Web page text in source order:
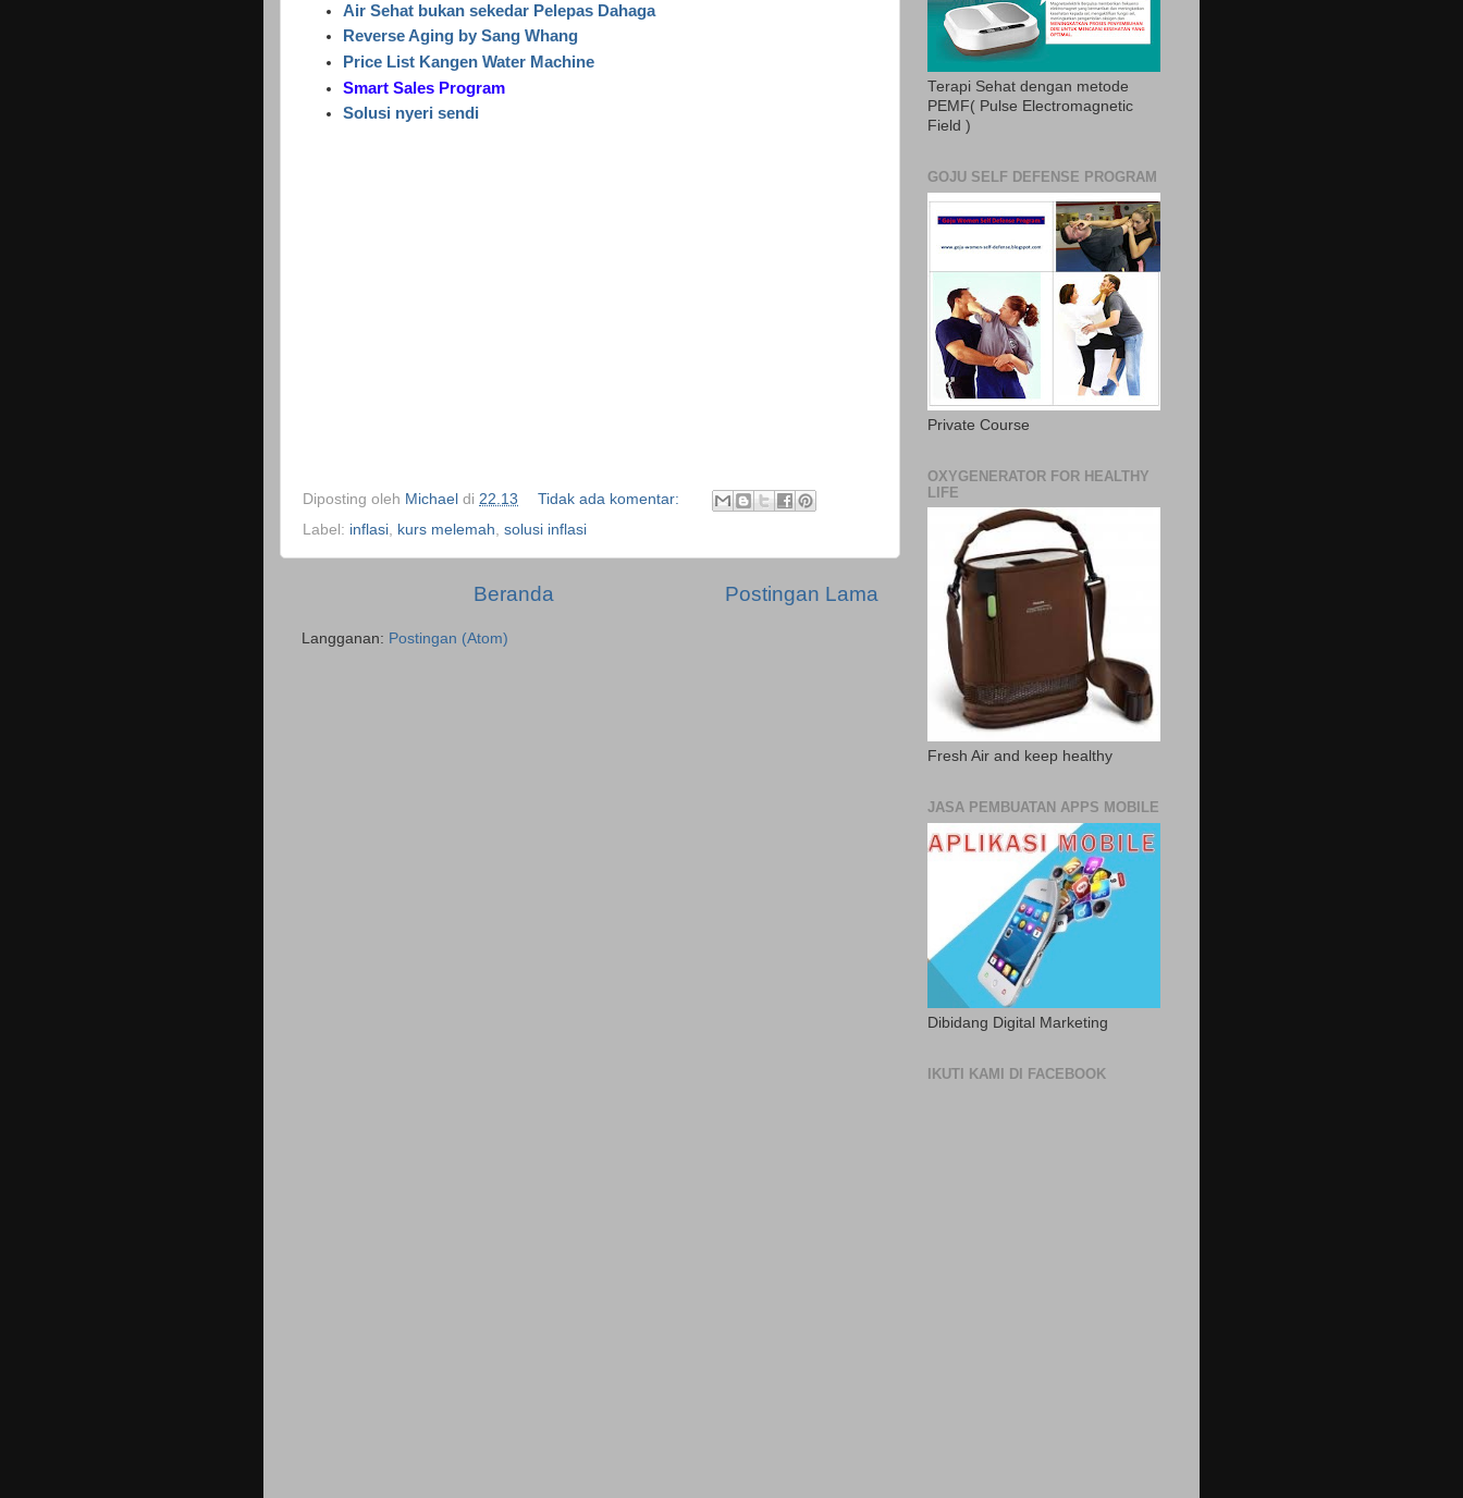
Air Sehat bukan sekedar Pelepas Dahaga
Reverse Aging by Sang Whang
Price List Kangen Water Machine
Smart Sales Program
Solusi nyeri sendi
Diposting oleh Michael di 22.13
Tidak ada komentar:
Label: inflasi kurs melemah solusi inflasi
Postingan Lama
Beranda
Langganan: Postingan (Atom)
Terapi Sehat dengan metode
PEMF( Pulse Electromagnetic
Field )
GOJU SELF DEFENSE PROGRAM
Private Course
OXYGENERATOR FOR HEALTHY
LIFE
Fresh Air and keep healthy
JASA PEMBUATAN APPS MOBILE
Dibidang Digital Marketing
IKUTI KAMI DI FACEBOOK